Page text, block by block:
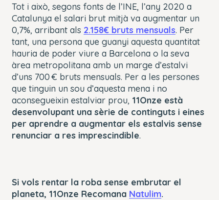
Tot i això, segons fonts de l’INE, l’any 2020 a
Catalunya el salari brut mitjà va augmentar un
0,7%, arribant als 2.158€ bruts mensuals. Per
tant, una persona que guanyi aquesta quantitat
hauria de poder viure a Barcelona o la seva
àrea metropolitana amb un marge d’estalvi
d’uns 700 € bruts mensuals. Per a les persones
que tinguin un sou d’aquesta mena i no
aconsegueixin estalviar prou, 11Onze està
desenvolupant una sèrie de continguts i eines
per aprendre a augmentar els estalvis sense
renunciar a res imprescindible.
Si vols rentar la roba sense embrutar el
planeta, 11Onze Recomana Natulim.